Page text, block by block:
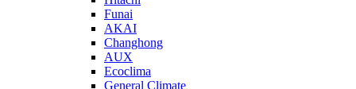
Funai
AKAI
Changhong
AUX
Ecoclima
General Climate